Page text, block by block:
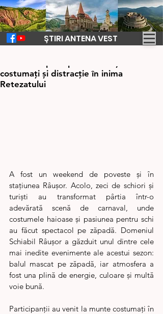
ȘTIRI ANTENA VEST
costumați și distracție în inima
Retezatului
A fost un weekend de poveste și în
stațiunea Râușor. Acolo, zeci de schiori și
turiști au transformat pârtia într-o
adevărată scenă de carnaval, unde
costumele haioase și pasiunea pentru schi
au făcut spectacol pe zăpadă. Domeniul
Schiabil Râușor a găzduit unul dintre cele
mai inedite evenimente ale acestui sezon:
balul mascat pe zăpadă, iar atmosfera a
fost una plină de energie, culoare și multă
voie bună.
Participanții au venit la munte costumați în